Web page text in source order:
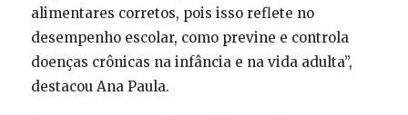
alimentares corretos, pois isso reflete no
desempenho escolar, como previne e controla
doenças crônicas na infância e na vida adulta”,
destacou Ana Paula.